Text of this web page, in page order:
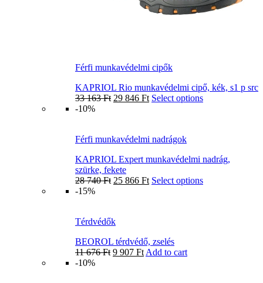
Férfi munkavédelmi cipők
KAPRIOL Rio munkavédelmi cipő, kék, s1 p src
33 163Ft 29 846 Ft Select options
-10%
Férfi munkavédelmi nadrágok
KAPRIOL Expert munkavédelmi nadrág,
szürke, fekete
28 740Ft 25 866 Ft Select options
-15%
Térdvédők
BEOROL térdvédő, zselés
11 676Ft 9 907 Ft Add to cart
-10%